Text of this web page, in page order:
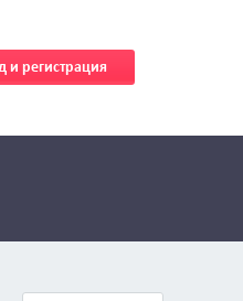
и регистрация